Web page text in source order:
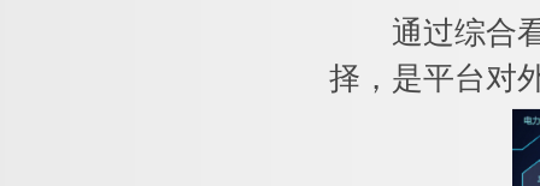
通过综合看
择，是平台对